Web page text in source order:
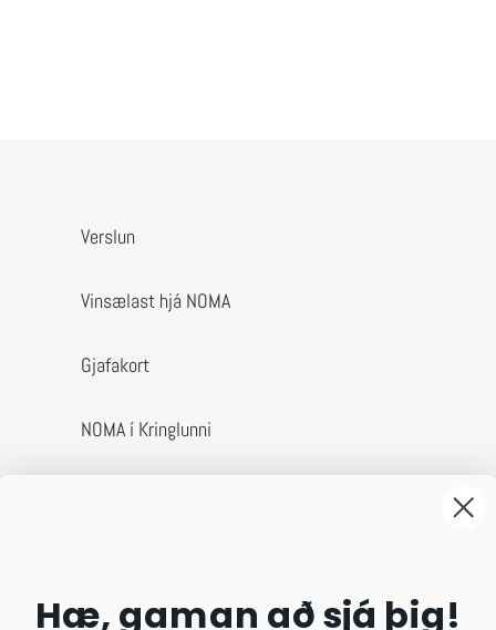
Verslun
Vinsælast hjá NOMA
Gjafakort
NOMA í Kringlunni
Algengar spurningar
Hæ, gaman að sjá þig!